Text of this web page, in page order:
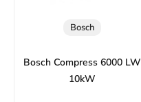
Bosch
Bosch Compress 6000 LW
10kW